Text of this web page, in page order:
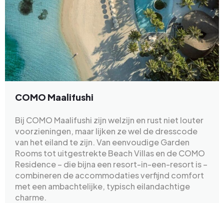
COMO Maalifushi
Bij COMO Maalifushi zijn welzijn en rust niet louter
voorzieningen, maar lijken ze wel de dresscode
van het eiland te zijn. Van eenvoudige Garden
Rooms tot uitgestrekte Beach Villas en de COMO
Residence – die bijna een resort-in-een-resort is –
combineren de accommodaties verfijnd comfort
met een ambachtelijke, typisch eilandachtige
charme.